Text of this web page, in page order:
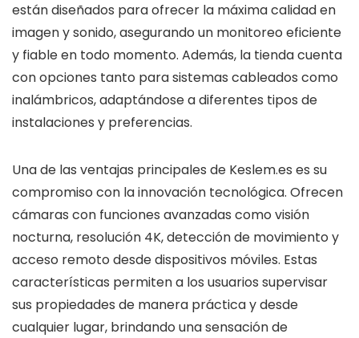
están diseñados para ofrecer la máxima calidad en
imagen y sonido, asegurando un monitoreo eficiente
y fiable en todo momento. Además, la tienda cuenta
con opciones tanto para sistemas cableados como
inalámbricos, adaptándose a diferentes tipos de
instalaciones y preferencias.
Una de las ventajas principales de Keslem.es es su
compromiso con la innovación tecnológica. Ofrecen
cámaras con funciones avanzadas como visión
nocturna, resolución 4K, detección de movimiento y
acceso remoto desde dispositivos móviles. Estas
características permiten a los usuarios supervisar
sus propiedades de manera práctica y desde
cualquier lugar, brindando una sensación de